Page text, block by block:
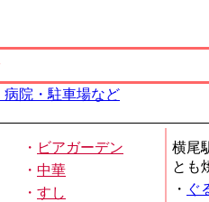
病院・駐車場など
・ ビアガーデン
・ 中華
・ すし
横尾
とも
・ ぐ